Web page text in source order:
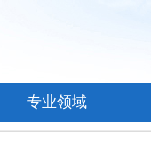
专业领域